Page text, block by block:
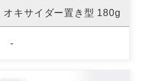
オキサイダー置き型 180g
-